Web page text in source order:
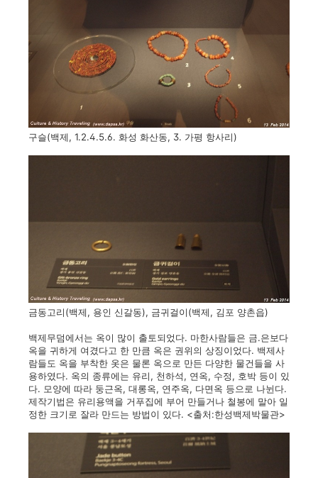
구슬(백제, 1.2.4.5.6. 화성 화산동, 3. 가평 항사리)
금동고리(백제, 용인 신갈동), 금귀걸이(백제, 김포 양촌읍)
백제무덤에서는 옥이 많이 출토되었다. 마한사람들은 금.은보다
옥을 귀하게 여겼다고 한 만큼 옥은 권위의 상징이었다. 백제사
람들도 옥을 부착한 옷은 물론 옥으로 만든 다양한 물건들을 사
용하였다. 옥의 종류에는 유리, 천하석, 연옥, 수정, 호박 등이 있
다. 모양에 따라 둥근옥, 대롱옥, 연주옥, 다면옥 등으로 나뉜다.
제작기법은 유리용액을 거푸집에 부어 만들거나 철봉에 말아 일
정한 크기로 잘라 만드는 방법이 있다. <출처:한성백제박물관>